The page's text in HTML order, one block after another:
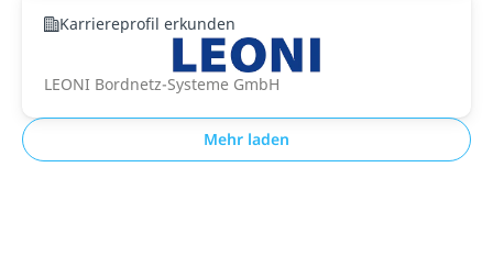
Karriereprofil erkunden
LEONI Bordnetz-Systeme GmbH
Mehr laden